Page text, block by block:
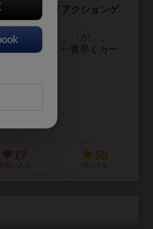
ハイスピードアクションゲ
」、「ん」、「が」、
ドを出し、一番早くカー
17
お気に入り
50
持ってる